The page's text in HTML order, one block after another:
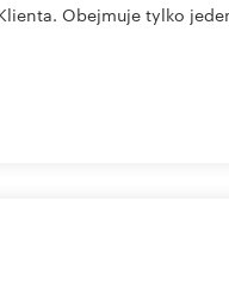
Obejmuje tylko